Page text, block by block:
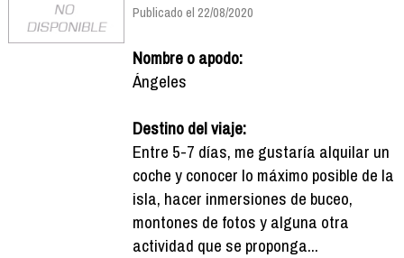
Publicado el 22/08/2020
Nombre o apodo:
Ángeles
Destino del viaje:
Entre 5-7 días, me gustaría alquilar un
coche y conocer lo máximo posible de la
isla, hacer inmersiones de buceo,
montones de fotos y alguna otra
actividad que se proponga...